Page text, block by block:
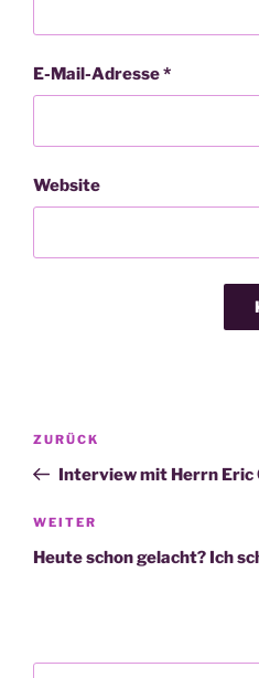
E-Mail-Adresse*
Website
Beitragsnavigation
Vorheriger
Beitrag
ZURÜCK
Interview mit Herrn Eric
Nächster
Beitrag
WEITER
Heute schon gelacht? Ich